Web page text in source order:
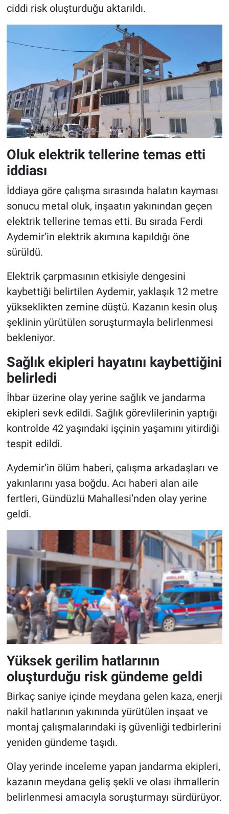
ciddi risk oluşturduğu aktarıldı.
Oluk elektrik tellerine temas etti
iddiası
İddiaya göre çalışma sırasında halatın kayması
sonucu metal oluk, inşaatın yakınından geçen
elektrik tellerine temas etti. Bu sırada Ferdi
Aydemir’in elektrik akımına kapıldığı öne
sürüldü.
Elektrik çarpmasının etkisiyle dengesini
kaybettiği belirtilen Aydemir, yaklaşık 12 metre
yükseklikten zemine düştü. Kazanın kesin oluş
şeklinin yürütülen soruşturmayla belirlenmesi
bekleniyor.
Sağlık ekipleri hayatını kaybettiğini
belirledi
İhbar üzerine olay yerine sağlık ve jandarma
ekipleri sevk edildi. Sağlık görevlilerinin yaptığı
kontrolde 42 yaşındaki işçinin yaşamını yitirdiği
tespit edildi.
Aydemir’in ölüm haberi, çalışma arkadaşları ve
yakınlarını yasa boğdu. Acı haberi alan aile
fertleri, Gündüzlü Mahallesi’nden olay yerine
geldi.
Yüksek gerilim hatlarının
oluşturduğu risk gündeme geldi
Birkaç saniye içinde meydana gelen kaza, enerji
nakil hatlarının yakınında yürütülen inşaat ve
montaj çalışmalarındaki iş güvenliği tedbirlerini
yeniden gündeme taşıdı.
Olay yerinde inceleme yapan jandarma ekipleri,
kazanın meydana geliş şekli ve olası ihmallerin
belirlenmesi amacıyla soruşturmayı sürdürüyor.